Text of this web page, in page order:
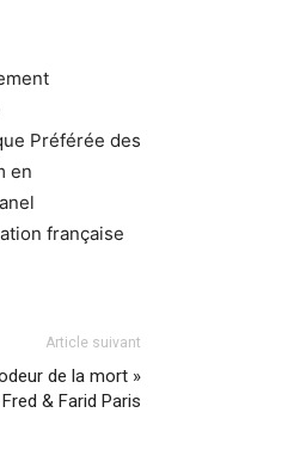
Préférée des
en
française
Article suivant
de la mort »
& Farid Paris